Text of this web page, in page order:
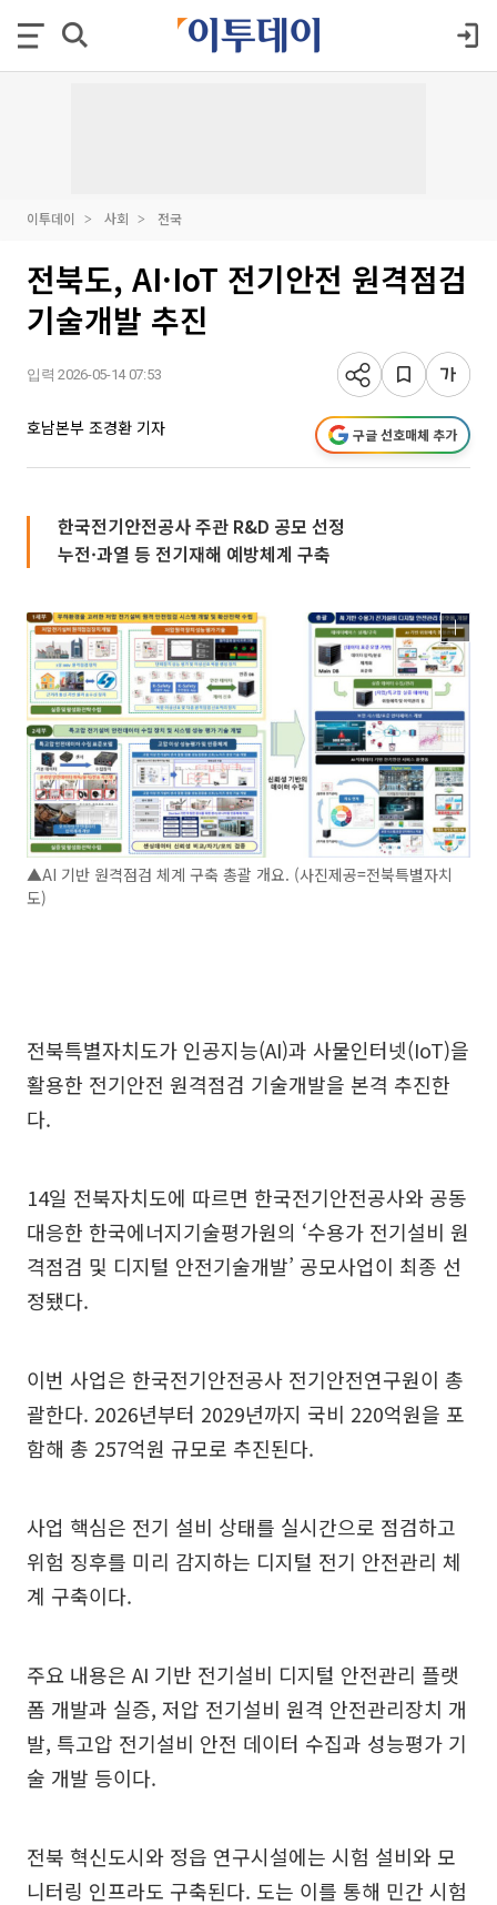
이투데이 사회 전국
전북도, AI·IoT 전기안전 원격점검
기술개발 추진
입력 2026-05-14 07:53
호남본부 조경환 기자 구글 선호매체 추가
한국전기안전공사 주관 R&D 공모 선정
누전·과열 등 전기재해 예방체계 구축
▲AI 기반 원격점검 체계 구축 총괄 개요. (사진제공=전북특별자치
도)
전북특별자치도가 인공지능(AI)과 사물인터넷(IoT)을
활용한 전기안전 원격점검 기술개발을 본격 추진한
다.
14일 전북자치도에 따르면 한국전기안전공사와 공동
대응한 한국에너지기술평가원의 ‘수용가 전기설비 원
격점검 및 디지털 안전기술개발’ 공모사업이 최종 선
정됐다.
이번 사업은 한국전기안전공사 전기안전연구원이 총
괄한다. 2026년부터 2029년까지 국비 220억원을 포
함해 총 257억원 규모로 추진된다.
사업 핵심은 전기 설비 상태를 실시간으로 점검하고
위험 징후를 미리 감지하는 디지털 전기 안전관리 체
계 구축이다.
주요 내용은 AI 기반 전기설비 디지털 안전관리 플랫
폼 개발과 실증, 저압 전기설비 원격 안전관리장치 개
발, 특고압 전기설비 안전 데이터 수집과 성능평가 기
술 개발 등이다.
전북 혁신도시와 정읍 연구시설에는 시험 설비와 모
니터링 인프라도 구축된다. 도는 이를 통해 민간 시험